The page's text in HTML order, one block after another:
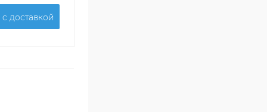
доставкой